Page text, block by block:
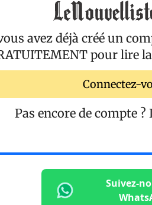
avez déjà créé un
pour lire
Connectez-
Pas encore de compte ?
Suivez-